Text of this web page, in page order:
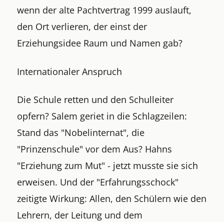
wenn der alte Pachtvertrag 1999 auslauft,
den Ort verlieren, der einst der
Erziehungsidee Raum und Namen gab?
Internationaler Anspruch
Die Schule retten und den Schulleiter
opfern? Salem geriet in die Schlagzeilen:
Stand das "Nobelinternat", die
"Prinzenschule" vor dem Aus? Hahns
"Erziehung zum Mut" - jetzt musste sie sich
erweisen. Und der "Erfahrungsschock"
zeitigte Wirkung: Allen, den Schülern wie den
Lehrern, der Leitung und dem